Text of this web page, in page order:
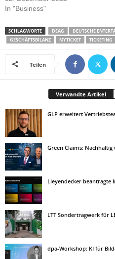
In "Business"
SCHLAGWORTE DEAG
DEUTSCHE
GESCHÄFTSBILANZ
MYTICKET TICKETING
Teilen
Verwandte Artikel
GLP erweitert
Green Claims:
Lleyendecker beantragte
LTT Sondertragwerk für
dpa-Workshop: KI für